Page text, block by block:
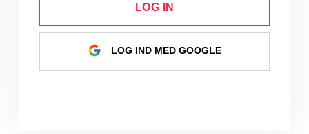
LOG IN
LOG IND MED GOOGLE